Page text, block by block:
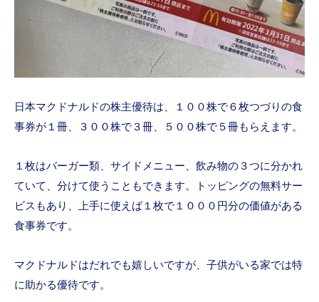
日本マクドナルドの株主優待は、１００株で６枚つづりの食
事券が１冊、３００株で３冊、５００株で５冊もらえます。
１枚はバーガー類、サイドメニュー、飲み物の３つに分かれ
ていて、分けて使うこともできます。トッピングの無料サー
ビスもあり、上手に使えば１枚で１０００円分の価値がある
食事券です。
マクドナルドはだれでも嬉しいですが、子供がいる家では特
に助かる優待です。